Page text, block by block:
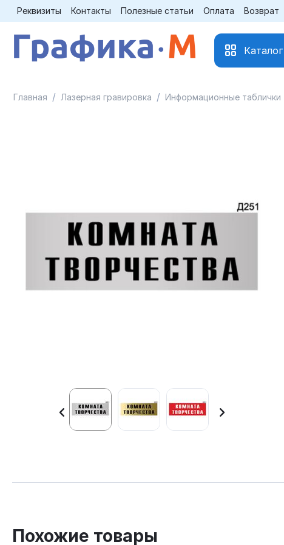
Реквизиты Контакты Полезные статьи Оплата Возврат
Каталог
Главная / Лазерная гравировка / Информационные таблички
Похожие товары